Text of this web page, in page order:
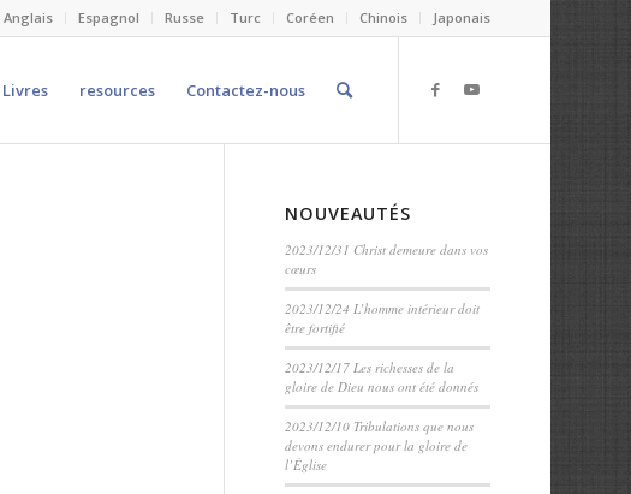
Anglais Espagnol Russe Turc Coréen Chinois Japonais
Livres resources Contactez-nous
NOUVEAUTÉS
2023/12/31 Christ demeure dans vos
cœurs
2023/12/24 L’homme intérieur doit
être fortifié
2023/12/17 Les richesses de la
gloire de Dieu nous ont été donnés
2023/12/10 Tribulations que nous
devons endurer pour la gloire de
l’Église